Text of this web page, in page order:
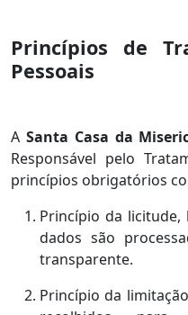
Princípios de
Pessoais
A Santa Casa da
Responsável pelo
princípios obrigatórios
Princípio da licitude,
dados são
transparente.
Princípio da